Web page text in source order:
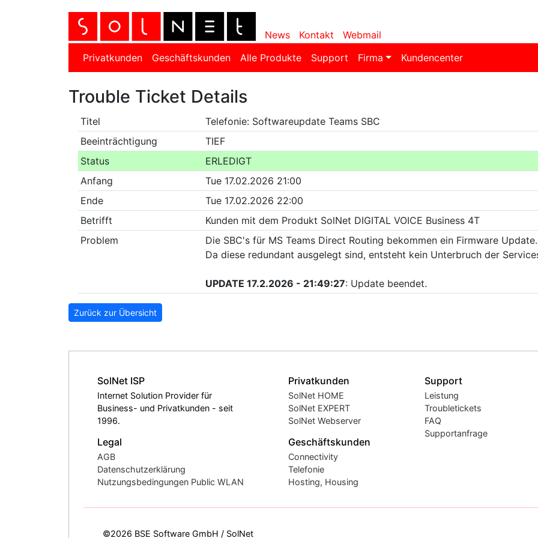
News Kontakt
Webmail
Privatkunden
Geschäftskunden Alle Produkte Support Firma Kundencenter
Trouble Ticket Details
Titel
Telefonie: Softwareupdate Teams SBC
Beeinträchtigung
TIEF
Status
ERLEDIGT
Anfang
Tue 17.02.2026 21:00
Ende
Tue 17.02.2026 22:00
Betrifft
Kunden mit dem Produkt SolNet DIGITAL VOICE Business 4T
Problem
Die SBC's für MS Teams Direct Routing bekommen ein Firmware Update.
Da diese redundant ausgelegt sind, entsteht kein Unterbruch der
UPDATE 17.2.2026 - 21:49:27: Update beendet.
Zurück zur Übersicht
SolNet ISP
Internet Solution Provider für
Business- und Privatkunden - seit
1996.
Legal
AGB
Datenschutzerklärung
Nutzungsbedingungen Public WLAN
Privatkunden
SolNet HOME
SolNet EXPERT
SolNet Webserver
Geschäftskunden
Connectivity
Telefonie
Hosting, Housing
Support
Leistung
Troubletickets
FAQ
Supportanfrage
©2026 BSE Software GmbH / SolNet